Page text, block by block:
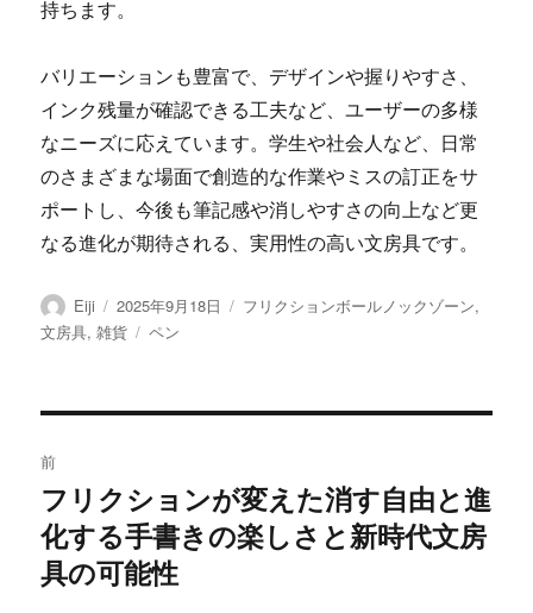
持ちます。
バリエーションも豊富で、デザインや握りやすさ、
インク残量が確認できる工夫など、ユーザーの多様
なニーズに応えています。学生や社会人など、日常
のさまざまな場面で創造的な作業やミスの訂正をサ
ポートし、今後も筆記感や消しやすさの向上など更
なる進化が期待される、実用性の高い文房具です。
投
稿
Eiji
投
稿
2025年9月18日
カ
フリクションボールノックゾーン,
文房具,雑貨
タ
ペン
稿
ナ
ビ
前
前
の
投
稿:
フリクションが変えた消す自由と進
化する手書きの楽しさと新時代文房
具の可能性